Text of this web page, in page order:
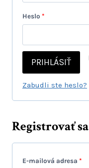
Heslo *
v
i
PRIHLÁSIŤ
Zabudli ste heslo?
Registrovať sa
E-mailová adresa *